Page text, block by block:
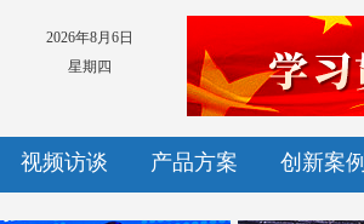
2026年8月6日
星期四
视频访谈 产品方案 创新案例